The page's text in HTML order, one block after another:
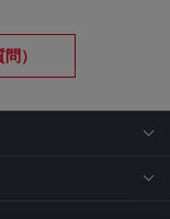
）